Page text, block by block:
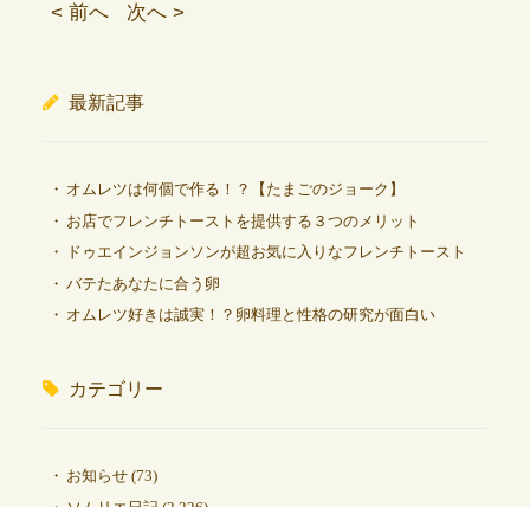
< 前へ 次へ >
最新記事
オムレツは何個で作る！？【たまごのジョーク】
お店でフレンチトーストを提供する３つのメリット
ドゥエインジョンソンが超お気に入りなフレンチトースト
バテたあなたに合う卵
オムレツ好きは誠実！？卵料理と性格の研究が面白い
カテゴリー
お知らせ(73)